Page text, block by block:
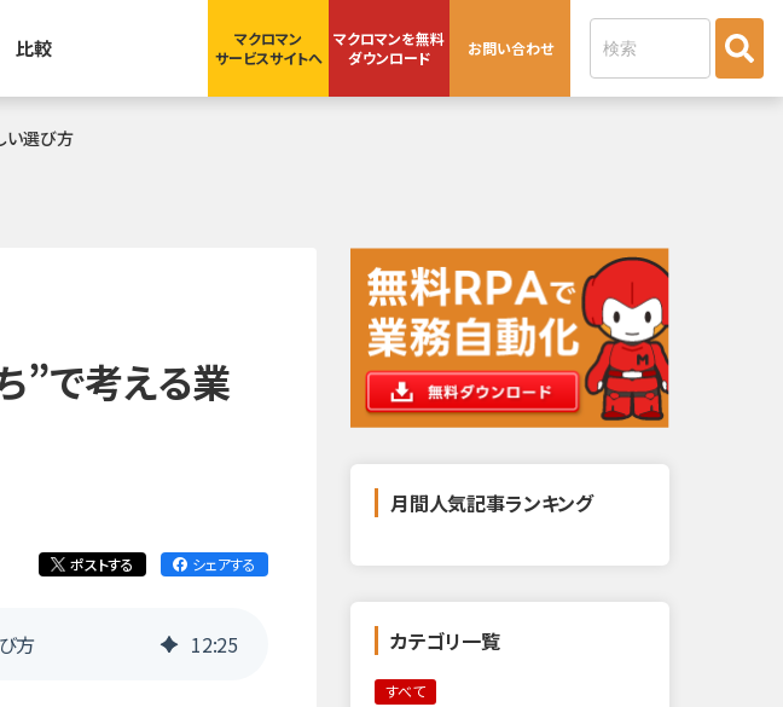
比較
マクロマン
サービスサイトへ
マクロマンを無料
ダウンロード
お問い合わせ
これは、自動候補機能付きの検索フィ
い選び方
”で考える業
ポストする シェアする
方 12:25
月間人気記事ランキング
カテゴリ一覧
すべて